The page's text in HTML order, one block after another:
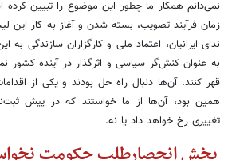
نمی‌دانم همکار ما چطور این موضوع را تبیین کرده‌
زمان فرآیند تصویب، بسته شدن و آغاز به کار این
ندای ایرانیان، اعتماد ملی و کارگزاران سازندگی به
به عنوان کنش‌گر سیاسی و اثرگذار در آینده کشور
قهر کنند. آن‌ها دنبال راه حل بودند و یکی از
همین بود، آن‌ها از ما خواستند که در پیش‌
تغییری رخ خواهد داد یا نه.